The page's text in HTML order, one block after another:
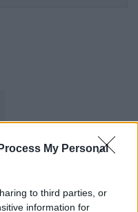
My Personal
to third parties, or
information for